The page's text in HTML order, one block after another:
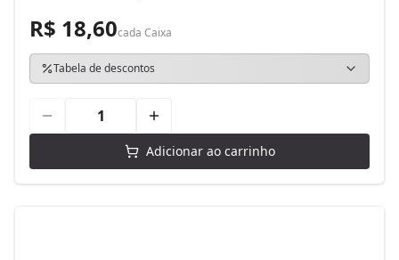
R$ 18,60cada Caixa
Tabela de descontos
Adicionar ao carrinho